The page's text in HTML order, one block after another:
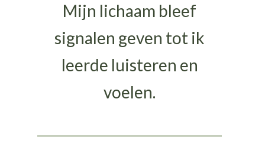
Mijn lichaam bleef
signalen geven tot ik
leerde luisteren en
voelen.